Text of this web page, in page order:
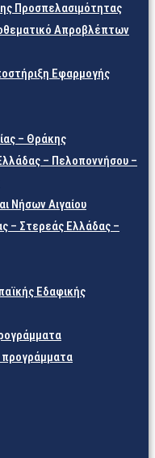
Προσπελασιμότητας
Απροβλέπτων
Εφαρμογής
– Θράκης
– Πελοποννήσου –
Νήσων Αιγαίου
– Στερεάς Ελλάδας –
Εδαφικής
προγράμματα